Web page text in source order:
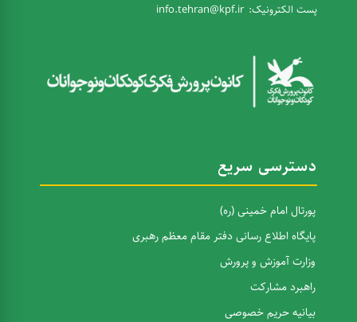
پست الکترونیک: info.tehran@kpf.ir
دسترسی سریع
پورتال امام خمینی (ره)
پایگاه اطلاع رسانی دفتر مقام معظم رهبری
وزارت آموزش و پرورش
راهبرد مشارکت
بیانیه حریم خصوصی